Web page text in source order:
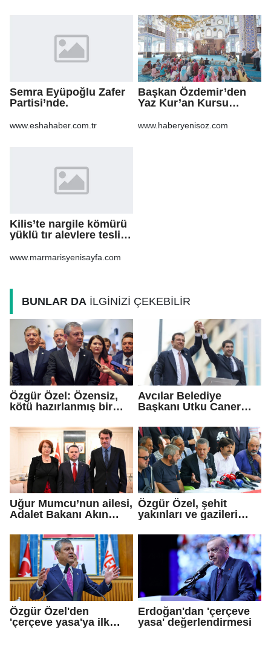
Semra Eyüpoğlu Zafer
Partisi’nde.
www.eshahaber.com.tr
Başkan Özdemir’den
Yaz Kur’an Kursu
www.haberyenisoz.com
Kilis’te nargile kömürü
yüklü tır alevlere teslim
www.marmarisyenisayfa.com
BUNLAR DA İLGİNİZİ ÇEKEBİLİR
Özgür Özel: Özensiz,
kötü hazırlanmış bir
Avcılar Belediye
Başkanı Utku Caner
kararı
Uğur Mumcu’nun ailesi,
Adalet Bakanı Akın
Özgür Özel, şehit
yakınları ve gazileri
Özgür Özel'den
'çerçeve yasa'ya ilk
Erdoğan'dan 'çerçeve
yasa' değerlendirmesi